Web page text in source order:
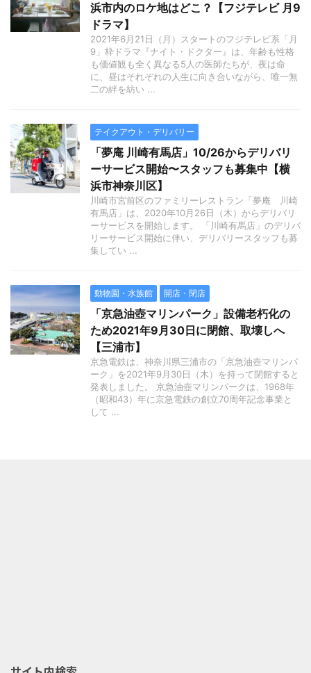
浜市内のロケ地はどこ？【フジテレビ 月9
ドラマ】
2021年6月21日（月）スタートのフジテレビ系「月
9」枠ドラマ『ナイト・ドクター』は、年齢も性格
も価値観も全く異なる5人の医師たちが、夜は命
に、昼はそれぞれの人生に向き合いながら、唯一無
二の絆を紡い ...
テイクアウト・デリバリー
「夢庵 川崎有馬店」10/26からデリバリ
ーサービス開始〜スタッフも募集中【横
浜市神奈川区】
川崎市宮前区のファミリーレストラン「夢庵 川崎
有馬店」は、2020年10月26日（木）からデリバリ
ーサービスを開始します。 「川崎有馬店」のデリバ
リーサービス開始に伴い、デリバリースタッフも募
集してい ...
動物園・水族館 開店・閉店
「京急油壺マリンパーク」設備老朽化の
ため2021年9月30日に閉館、取壊しへ
【三浦市】
京急電鉄は、神奈川県三浦市の「京急油壺マリンパ
ーク」を2021年9月30日（木）を持って閉館すると
発表しました。 京急油壺マリンパークは、1968年
（昭和43）年に京急電鉄の創立70周年記念事業と
して ...